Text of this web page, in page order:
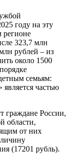
году на эту
регионе
323,7 млн
рублей – из
около 1500
семьям:
частью
граждане России,
области,
от них
(17201 рубль).